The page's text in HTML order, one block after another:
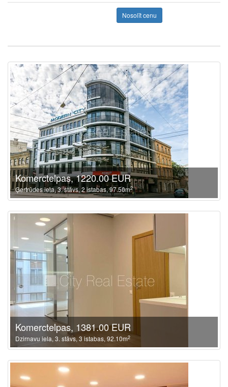
Nosolīt cenu
Komerctelpas, 1220.00 EUR
Ģertrūdes iela, 3. stāvs, 2 istabas, 97.50m2
Komerctelpas, 1381.00 EUR
Dzirnavu iela, 3. stāvs, 3 istabas, 92.10m2